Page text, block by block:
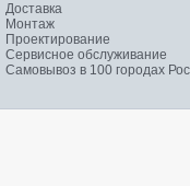
Доставка
Монтаж
Проектирование
Сервисное обслуживание
Самовывоз в 100 городах